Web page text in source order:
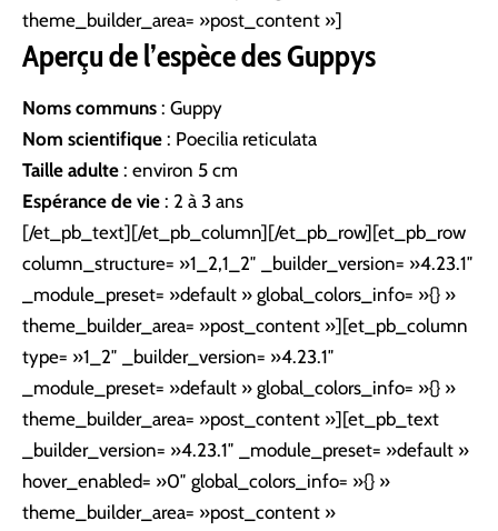
theme_builder_area= »post_content »]
Aperçu de l’espècedes Guppys
Noms communs : Guppy
Nom scientifique : Poecilia reticulata
Taille adulte : environ 5 cm
Espérance de vie : 2 à 3 ans
[/et_pb_text][/et_pb_column][/et_pb_row][et_pb_row
column_structure= »1_2,1_2″ _builder_version= »4.23.1″
_module_preset= »default » global_colors_info= »{} »
theme_builder_area= »post_content »][et_pb_column
type= »1_2″ _builder_version= »4.23.1″
_module_preset= »default » global_colors_info= »{} »
theme_builder_area= »post_content »][et_pb_text
_builder_version= »4.23.1″ _module_preset= »default »
hover_enabled= »0″ global_colors_info= »{} »
theme_builder_area= »post_content »